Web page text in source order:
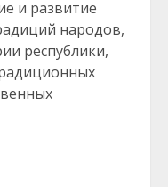
и развитие
народов,
республики,